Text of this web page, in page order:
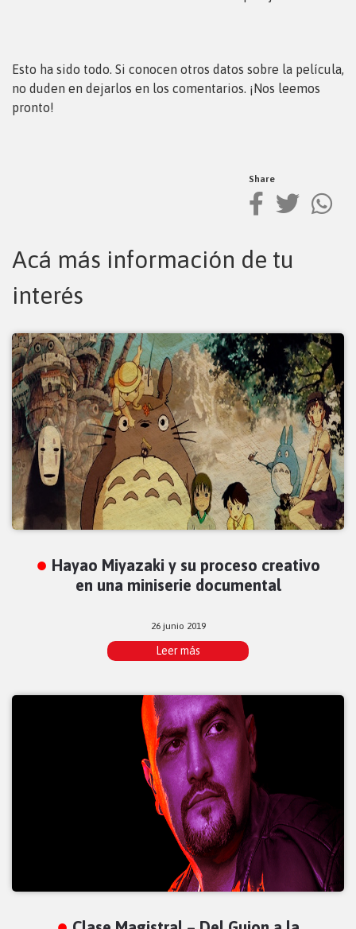
Esto ha sido todo. Si conocen otros datos sobre la película,
no duden en dejarlos en los comentarios. ¡Nos leemos
pronto!
Share
Acá más información de tu
interés
Hayao Miyazaki y su proceso creativo
en una miniserie documental
26 junio 2019
Leer más